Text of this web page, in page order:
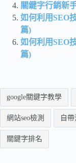
關鍵字行銷新
如何利用SEO
篇)
如何利用SEO
篇)
google關鍵字教學
網站seo檢測 自
關鍵字排名